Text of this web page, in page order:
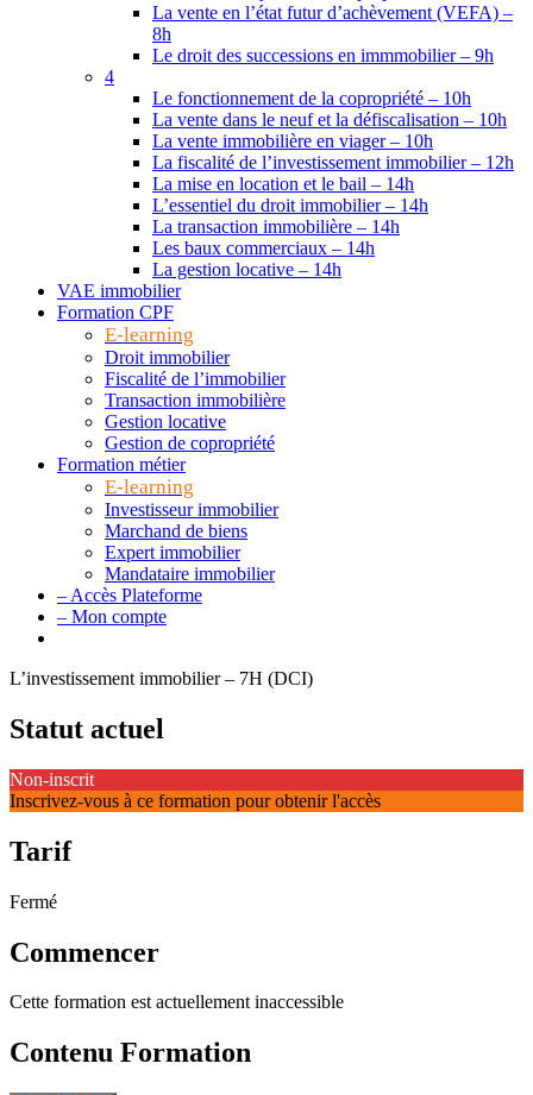
La vente en l’état futur d’achèvement (VEFA) –
8h
Le droit des successions en immmobilier – 9h
4
Le fonctionnement de la copropriété – 10h
La vente dans le neuf et la défiscalisation – 10h
La vente immobilière en viager – 10h
La fiscalité de l’investissement immobilier – 12h
La mise en location et le bail – 14h
L’essentiel du droit immobilier – 14h
La transaction immobilière – 14h
Les baux commerciaux – 14h
La gestion locative – 14h
VAE immobilier
Formation CPF
E-learning
Droit immobilier
Fiscalité de l’immobilier
Transaction immobilière
Gestion locative
Gestion de copropriété
Formation métier
E-learning
Investisseur immobilier
Marchand de biens
Expert immobilier
Mandataire immobilier
– Accès Plateforme
– Mon compte
L’investissement immobilier – 7H (DCI)
Statut actuel
Non-inscrit
Inscrivez-vous à ce formation pour obtenir l'accès
Tarif
Fermé
Commencer
Cette formation est actuellement inaccessible
Contenu Formation